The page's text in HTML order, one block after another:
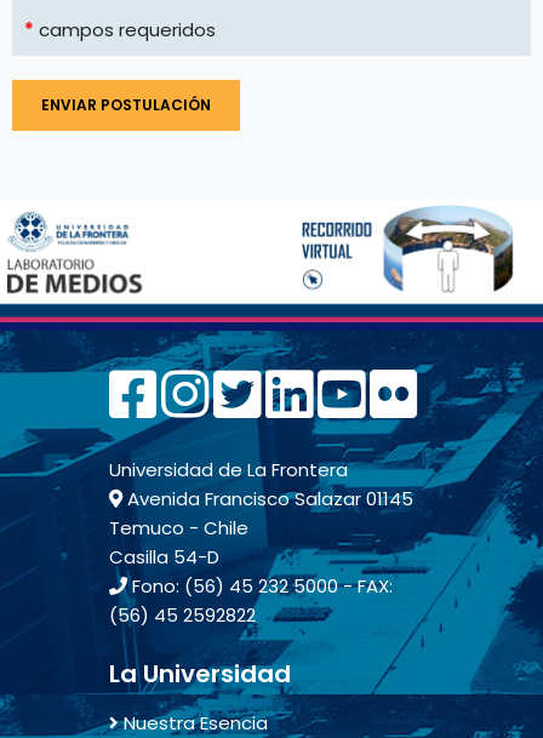
* campos requeridos
Universidad de La Frontera
Avenida Francisco Salazar 01145
Temuco - Chile
Casilla 54-D
Fono: (56) 45 232 5000 - FAX:
(56) 45 2592822
La Universidad
Nuestra Esencia